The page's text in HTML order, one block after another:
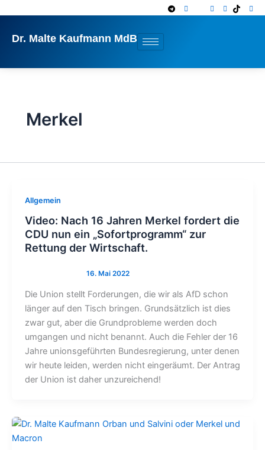
springen
Dr. Malte Kaufmann MdB
Merkel
Allgemein
Video: Nach 16 Jahren Merkel fordert die
CDU nun ein „Sofortprogramm“ zur
Rettung der Wirtschaft.
Die Union stellt Forderungen, die wir als AfD schon
länger auf den Tisch bringen. Grundsätzlich ist dies
zwar gut, aber die Grundprobleme werden doch
umgangen und nicht benannt. Auch die Fehler der 16
Jahre unionsgeführten Bundesregierung, unter denen
wir heute leiden, werden nicht eingeräumt. Der Antrag
der Union ist daher unzureichend!